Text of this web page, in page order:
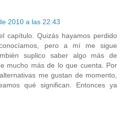
2010 a las 22:43
capítulo. Quizás hayamos perdido
pero a mí me sigue
suplico saber algo más de
mucho más de lo que cuenta. Por
me gustan de momento,
qué significan. Entonces ya